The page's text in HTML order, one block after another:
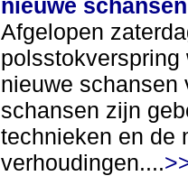
nieuwe
Afgelopen
nieuwe schansen
schansen zijn
technieken en de
verhoudingen....